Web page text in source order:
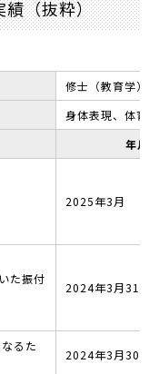
績（抜粋）
修士（教育学
身体表現、体
年
2025年3月
た振付
2024年3月31
るた
2024年3月30